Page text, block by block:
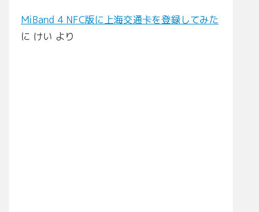
MiBand 4 NFC版に上海交通卡を登録してみた
に けい より